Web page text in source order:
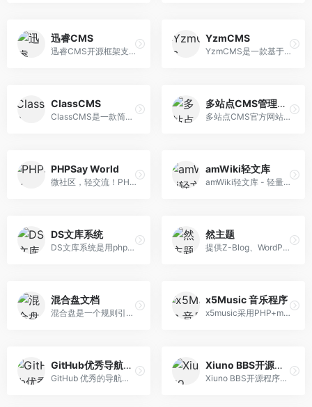
迅睿CMS
迅睿CMS开源框架支持Codeigniter、Laravel、ThinkPHP三种内核可选，支持的微信公众号，小程序，APP客户端，移动端网站，PC网站等多站式管理系统，满足各类用户在 不同应用场景的需求。
YzmCMS
YzmCMS是一款基于YZMPHP开发的一套轻量级开源内容管理系统，YzmCMS简洁、安全、开源、免费，可运行在Linux、Windows、MacOSX、Solaris等各种平台上，专注为公司企业、个人站长快速建站提供解决方案。
ClassCMS
ClassCMS是一款简单、灵活、安全、易于拓展的内容管理系统，可以非常方便的通过它来快速打造属于您自己的管理系统。
多站点CMS管理系统
多站点CMS官方网站是集简单、健壮、灵活、开源几大特点的开源多站点内容管理系统,是国内开源CMS的站群系统，目前程序安装量已经非常高，很多外贸网站，集团网站、城市分站都在使用多站点CMS或基于CMS核心开发.
PHPSay World
微社区，轻交流！PHPSay World是一款基于PHP和MySQL的微社区程序，是国内最受欢迎的微社区程序之一。PHPSay拥有微社区、微博客、贴吧三条产品线！
amWiki轻文库
amWiki轻文库 - 轻量级前端化文库引擎
DS文库系统
DS文库系统是用php语言开发的文库系统，实现文档在线管理、文档在线预览功能、文档在线分享等功能的管理系统
然主题
提供Z-Blog、WordPres、Emlog、帝国CMS等开源程序的模板主题开发和建站仿站、二次开发、主题插件定制、UI、Logo设计等服务
混合盘文档
混合盘是一个规则引擎，可以制作规则搜索资源，典型的是网盘、磁力搜索规则；本文档告诉用户如何编写规则；
x5Music 音乐程序
x5music采用PHP+mysql编写，它将是您轻松建立DJ舞曲，音乐，视频内容网站的首选利器。专门为中小站长解决建影音站难的问题、选择x5music,选择放心，音乐程序,视频程序搭建网站首选x5music。
GitHub优秀导航开源
GitHub 优秀的导航项目以及导航站合集
Xiuno BBS开源程序交流论坛
Xiuno BBS开源程序交流论坛，致力于为使用Xiuno开源程序的站长提供海量的Xiuno插件，Xiuno模板，Xiuno使用交流，精准地为各位站长朋友免费提供了大量的资源文件。本站为Xiuno程序爱好者，众位站长，粉丝朋友共同建设的公益性交流论坛。